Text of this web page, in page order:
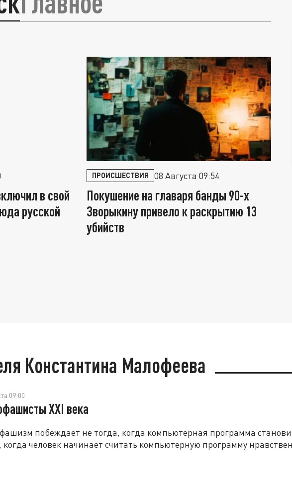
за обвинений в адрес России
в свой
русской
ПРОИСШЕСТВИЯ 08 Августа 09:54
Покушение на главаря банды 90-х
Зворыкину привело к раскрытию 13
убийств
Константина Малофеева
09:00
XXI века
побеждает не тогда, когда компьютерная программа
когда человек начинает считать компьютерную программу